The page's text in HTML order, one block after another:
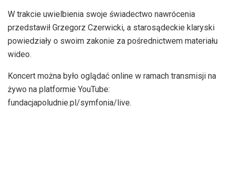
W trakcie uwielbienia swoje świadectwo nawrócenia
przedstawił Grzegorz Czerwicki, a starosądeckie klaryski
powiedziały o swoim zakonie za pośrednictwem materiału
wideo.
Koncert można było oglądać online w ramach transmisji na
żywo na platformie YouTube:
fundacjapoludnie.pl/symfonia/live.